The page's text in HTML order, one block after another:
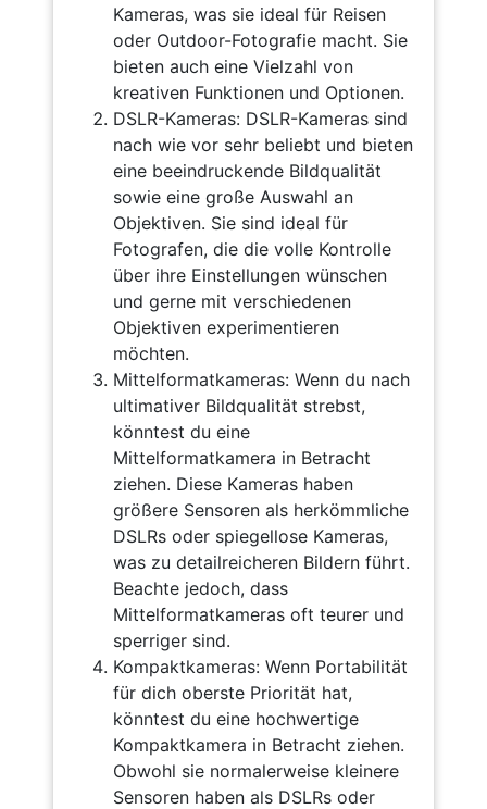
Kameras, was sie ideal für Reisen
oder Outdoor-Fotografie macht. Sie
bieten auch eine Vielzahl von
kreativen Funktionen und Optionen.
DSLR-Kameras: DSLR-Kameras sind
nach wie vor sehr beliebt und bieten
eine beeindruckende Bildqualität
sowie eine große Auswahl an
Objektiven. Sie sind ideal für
Fotografen, die die volle Kontrolle
über ihre Einstellungen wünschen
und gerne mit verschiedenen
Objektiven experimentieren
möchten.
Mittelformatkameras: Wenn du nach
ultimativer Bildqualität strebst,
könntest du eine
Mittelformatkamera in Betracht
ziehen. Diese Kameras haben
größere Sensoren als herkömmliche
DSLRs oder spiegellose Kameras,
was zu detailreicheren Bildern führt.
Beachte jedoch, dass
Mittelformatkameras oft teurer und
sperriger sind.
Kompaktkameras: Wenn Portabilität
für dich oberste Priorität hat,
könntest du eine hochwertige
Kompaktkamera in Betracht ziehen.
Obwohl sie normalerweise kleinere
Sensoren haben als DSLRs oder